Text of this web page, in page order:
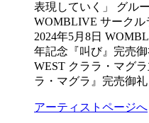
表現していく」 グル
WOMBLIVE サークル
2024年5月8日
年記念『叫び』完売御
WEST クララ・マグ
ラ・マグラ』完売御礼
アーティストページへ